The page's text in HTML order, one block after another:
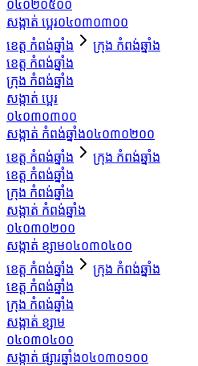
០៤០២០៥០០
សង្កាត់ ប្អេរ០៤០៣០៣០០
ខេត្ត កំពង់ឆ្នាំង
ក្រុង កំពង់ឆ្នាំង
ខេត្ត កំពង់ឆ្នាំង
ក្រុង កំពង់ឆ្នាំង
សង្កាត់ ប្អេរ
០៤០៣០៣០០
សង្កាត់ កំពង់ឆ្នាំង០៤០៣០២០០
ខេត្ត កំពង់ឆ្នាំង
ក្រុង កំពង់ឆ្នាំង
ខេត្ត កំពង់ឆ្នាំង
ក្រុង កំពង់ឆ្នាំង
សង្កាត់ កំពង់ឆ្នាំង
០៤០៣០២០០
សង្កាត់ ខ្សាម០៤០៣០៤០០
ខេត្ត កំពង់ឆ្នាំង
ក្រុង កំពង់ឆ្នាំង
ខេត្ត កំពង់ឆ្នាំង
ក្រុង កំពង់ឆ្នាំង
សង្កាត់ ខ្សាម
០៤០៣០៤០០
សង្កាត់ ផ្សារឆ្នាំង០៤០៣០១០០